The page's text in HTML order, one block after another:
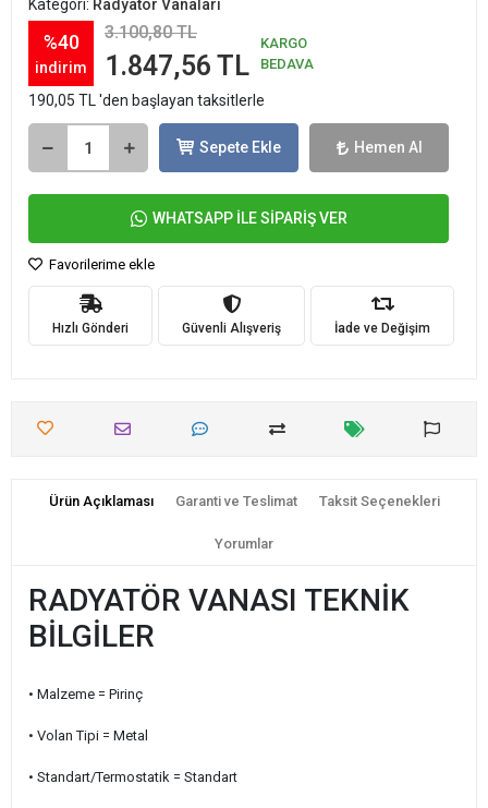
Kategori: Radyatör Vanaları
%40
indirim
3.100,80 TL
1.847,56 TL
KARGO
BEDAVA
190,05 TL 'den başlayan taksitlerle
Sepete Ekle Hemen Al
WHATSAPP İLE SİPARİŞ VER
Favorilerime ekle
Hızlı Gönderi Güvenli Alışveriş İade ve Değişim
Ürün Açıklaması Garanti ve Teslimat Taksit Seçenekleri
Yorumlar
RADYATÖR VANASI TEKNİK
BİLGİLER
• Malzeme = Pirinç
• Volan Tipi = Metal
• Standart/Termostatik = Standart